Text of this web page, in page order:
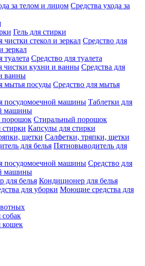
Средства ухода за
Гель для стирки
Средство для
зеркал
Средство для туалета
Средства для
ванны
Средство для мытья
Таблетки для
машины
Стиральный порошок
Капсулы для стирки
Салфетки, тряпки, щетки
Пятновыводитель для
Средство для
машины
Кондиционер для белья
Моющие средства для
кошек